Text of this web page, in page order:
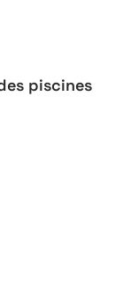
piscines